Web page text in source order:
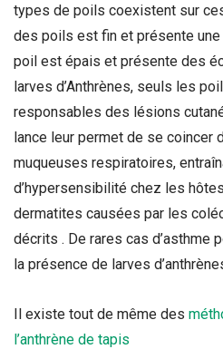
types de poils coexistent sur
des poils est fin et présente une
poil est épais et présente des
larves d’Anthrènes, seuls les
responsables des lésions
lance leur permet de se coincer
muqueuses respiratoires,
d’hypersensibilité chez les
dermatites causées par les
décrits . De rares cas d’asthme
la présence de larves
Il existe tout de même des
l’anthrène de tapis